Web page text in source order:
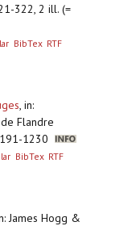
322, 2 ill. (=
BibTex RTF
, in:
Flandre
1230
BibTex RTF
James Hogg &